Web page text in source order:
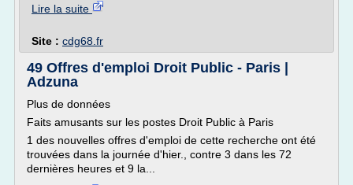
Lire la suite
Site : cdg68.fr
49 Offres d'emploi Droit Public - Paris |
Adzuna
Plus de données
Faits amusants sur les postes Droit Public à Paris
1 des nouvelles offres d'emploi de cette recherche ont été
trouvées dans la journée d'hier., contre 3 dans les 72
dernières heures et 9 la...